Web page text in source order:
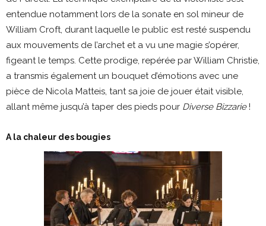
entendue notamment lors de la sonate en sol mineur de
William Croft, durant laquelle le public est resté suspendu
aux mouvements de l’archet et a vu une magie s’opérer,
figeant le temps. Cette prodige, repérée par William Christie,
a transmis également un bouquet d’émotions avec une
pièce de Nicola Matteis, tant sa joie de jouer était visible,
allant même jusqu’à taper des pieds pour Diverse Bizzarie!
A la chaleur des bougies